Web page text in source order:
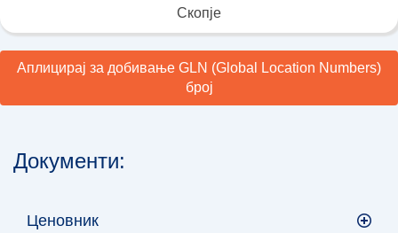
Скопје
Аплицирај за добивање GLN (Global Location Numbers)
број
Документи:
Ценовник